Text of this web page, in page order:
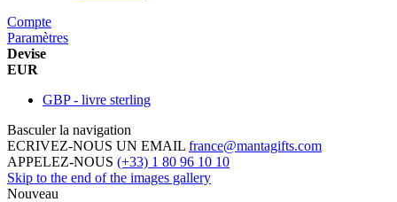
Compte
Paramètres
Devise
EUR
GBP - livre sterling
Basculer la navigation
ECRIVEZ-NOUS UN EMAIL france@mantagifts.com
APPELEZ-NOUS (+33) 1 80 96 10 10
Skip to the end of the images gallery
Nouveau